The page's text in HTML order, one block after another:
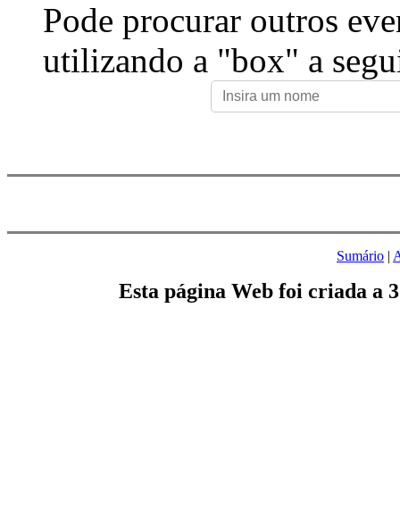
Pode procurar outros
utilizando a "box" a
Sumário |
Esta página Web foi criada a